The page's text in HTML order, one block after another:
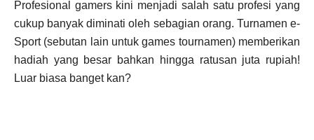
Profesional gamers kini menjadi salah satu profesi yang
cukup banyak diminati oleh sebagian orang. Turnamen e-
Sport (sebutan lain untuk games tournamen) memberikan
hadiah yang besar bahkan hingga ratusan juta rupiah!
Luar biasa banget kan?